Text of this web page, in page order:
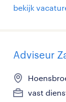
bekijk
Adviseur
vast